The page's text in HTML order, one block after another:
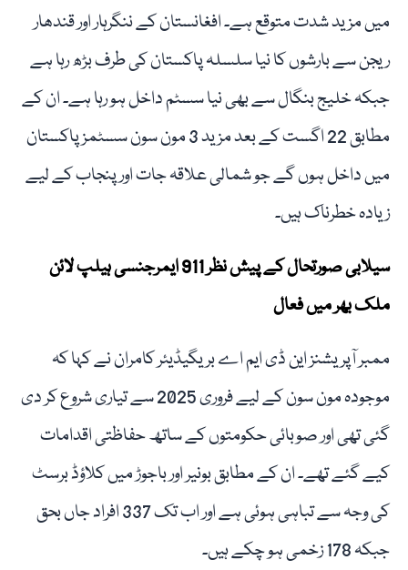
میں مزید شدت متوقع ہے۔ افغانستان کے ننگرہار اور قندھار
ریجن سے بارشوں کا نیا سلسلہ پاکستان کی طرف بڑھ رہا ہے
جبکہ خلیج بنگال سے بھی نیا سسٹم داخل ہو رہا ہے۔ ان کے
مطابق 22 اگست کے بعد مزید 3 مون سون سسٹمز پاکستان
میں داخل ہوں گے جو شمالی علاقہ جات اور پنجاب کے لیے
زیادہ خطرناک ہیں۔
سیلابی صورتحال کے پیش نظر 911 ایمرجنسی ہیلپ لائن
ملک بھر میں فعال
ممبر آپریشنز این ڈی ایم اے بریگیڈیئر کامران نے کہا کہ
موجودہ مون سون کے لیے فروری 2025 سے تیاری شروع کر دی
گئی تھی اور صوبائی حکومتوں کے ساتھ حفاظتی اقدامات
کیے گئے تھے۔ ان کے مطابق بونیر اور باجوڑ میں کلاؤڈ برسٹ
کی وجہ سے تباہی ہوئی ہے اور اب تک 337 افراد جاں بحق
جبکہ 178 زخمی ہو چکے ہیں۔